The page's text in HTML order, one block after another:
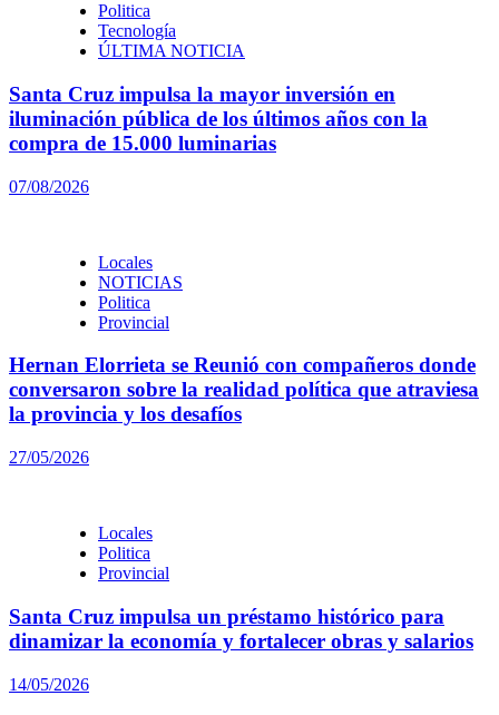
Politica
Tecnología
ÚLTIMA NOTICIA
Santa Cruz impulsa la mayor inversión en
iluminación pública de los últimos años con la
compra de 15.000 luminarias
07/08/2026
Locales
NOTICIAS
Politica
Provincial
Hernan Elorrieta se Reunió con compañeros donde
conversaron sobre la realidad política que atraviesa
la provincia y los desafíos
27/05/2026
Locales
Politica
Provincial
Santa Cruz impulsa un préstamo histórico para
dinamizar la economía y fortalecer obras y salarios
14/05/2026